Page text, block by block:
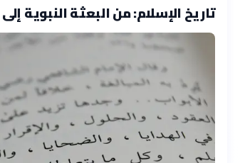
تاريخ الإسلام: من البعثة النبوية